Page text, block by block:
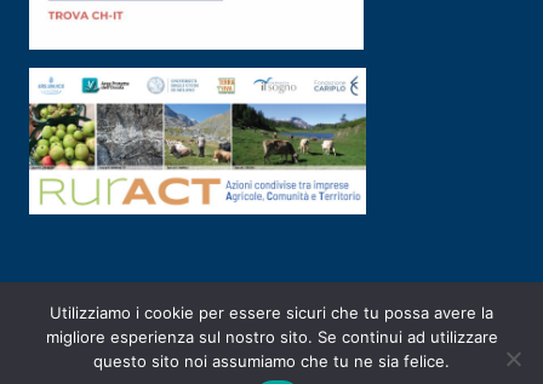
PRIVACY POLICY|2003-2026 ©ARSUNIVCO|Designed byE-SERV
Utilizziamo i cookie per essere sicuri che tu possa avere la
migliore esperienza sul nostro sito. Se continui ad utilizzare
questo sito noi assumiamo che tu ne sia felice.